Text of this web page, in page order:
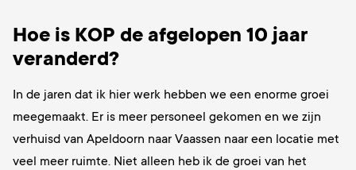
Hoe is KOP de afgelopen 10 jaar
veranderd?
In de jaren dat ik hier werk hebben we een enorme groei
meegemaakt. Er is meer personeel gekomen en we zijn
verhuisd van Apeldoorn naar Vaassen naar een locatie met
veel meer ruimte. Niet alleen heb ik de groei van het